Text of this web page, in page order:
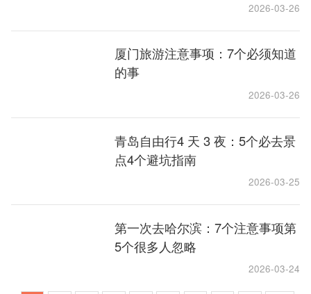
2026-03-26
厦门旅游注意事项：7个必须知道
的事
2026-03-26
青岛自由行4 天 3 夜：5个必去景
点4个避坑指南
2026-03-25
第一次去哈尔滨：7个注意事项第
5个很多人忽略
2026-03-24